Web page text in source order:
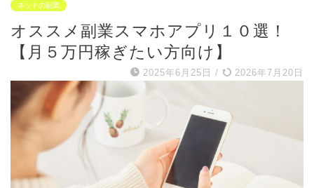
ネットの副業
オススメ副業スマホアプリ１０選！
【月５万円稼ぎたい方向け】
2025年6月25日 / 2026年7月20日